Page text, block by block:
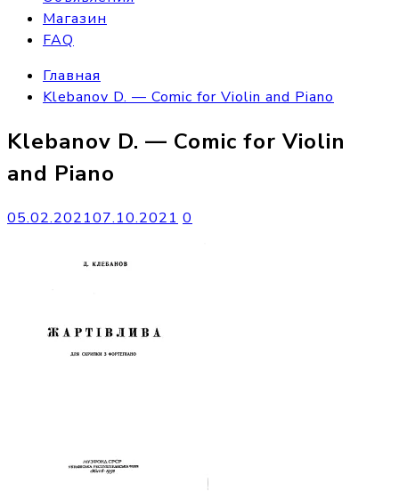
Магазин
FAQ
Главная
Klebanov D. — Comic for Violin and Piano
Klebanov D. — Comic for Violin
and Piano
05.02.202107.10.2021 0